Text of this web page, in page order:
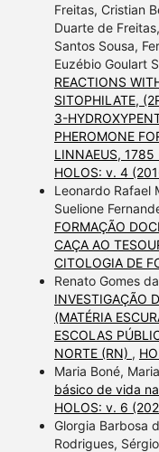
Freitas, Cristian
Duarte de
Santos Sousa,
Euzébio Goulart
REACTIONS
SITOPHILATE,
3-
PHEROMONE
LINNAEUS, 1785
HOLOS: v. 4
Leonardo Rafael
Suelione
FORMAÇÃO
CAÇA AO
CITOLOGIA DE
Renato Gomes
INVESTIGAÇÃO
(MATÉRIA
ESCOLAS
NORTE (RN) ,
Maria Boné,
básico de vida
HOLOS: v. 6
Glorgia Barbosa
Rodrigues,